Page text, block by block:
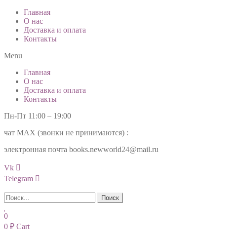
Главная
О нас
Доставка и оплата
Контакты
Menu
Главная
О нас
Доставка и оплата
Контакты
Пн-Пт 11:00 – 19:00
чат МАХ (звонки не принимаются) :
электронная почта books.newworld24@mail.ru
Vk
Telegram
Поиск
0
0 ₽ Cart